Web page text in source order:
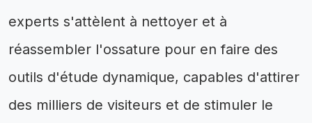
experts s'attèlent à nettoyer et à
réassembler l'ossature pour en faire des
outils d'étude dynamique, capables d'attirer
des milliers de visiteurs et de stimuler le